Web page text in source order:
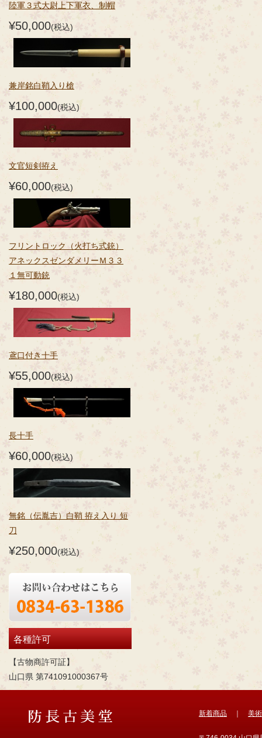
陸軍３式大尉上下軍衣、制帽
¥50,000(税込)
兼岸銘白鞘入り槍
¥100,000(税込)
文官短剣拵え
¥60,000(税込)
フリントロック（火打ち式銃）
アネックスゼンダメリーＭ３３
１無可動銃
¥180,000(税込)
鳶口付き十手
¥55,000(税込)
長十手
¥60,000(税込)
無銘（伝胤吉）白鞘 拵え入り 短
刀
¥250,000(税込)
各種許可
【古物商許可証】
山口県 第741091000367号
新着商品 美